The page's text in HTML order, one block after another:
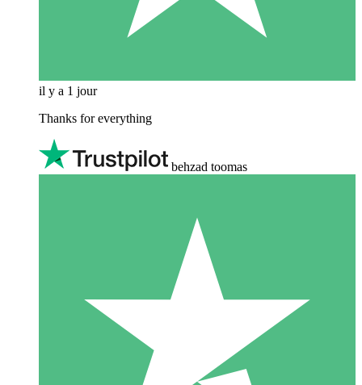
il y a 1 jour
Thanks for everything
behzad toomas